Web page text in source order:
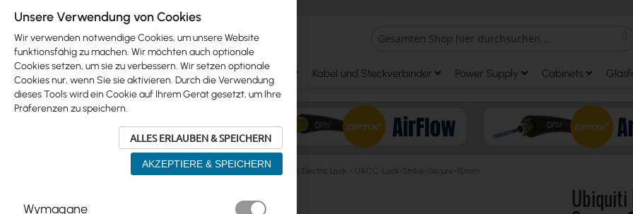
Ubiquiti Mikrotik WiFi & SOHO Antennas Kabel und Steckverbinder Power Supply Cabinets
UniFi Protect Video Ubiquiti Electric Lock - UACC-Lock-Strike-Secure-15mm
Skip
Ende
Ubiquiti
Unsere Verwendung von Cookies
Wir verwenden notwendige Cookies, um unsere Website
funktionsfähig zu machen. Wir möchten auch optionale
Cookies setzen, um sie zu verbessern. Wir setzen optionale
Cookies nur, wenn Sie sie aktivieren. Durch die Verwendung
dieses Tools wird ein Cookie auf Ihrem Gerät gesetzt, um Ihre
Präferenzen zu speichern.
ALLES ERLAUBEN & SPEICHERN
AKZEPTIERE & SPEICHERN
Wymagane